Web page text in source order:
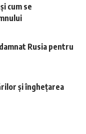
cum se
Rusia pentru
și înghețarea